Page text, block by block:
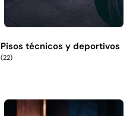
Pisos técnicos y deportivos
(22)